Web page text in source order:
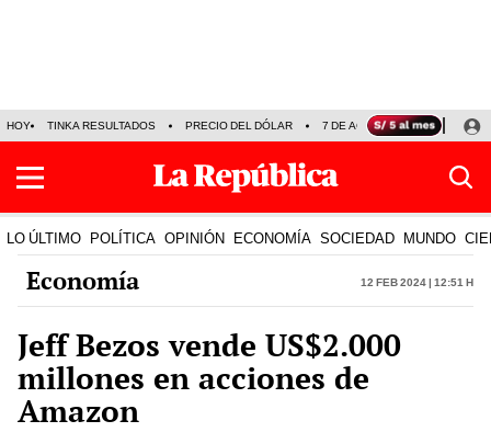
HOY TINKA RESULTADOS PRECIO DEL DÓLAR 7 DE AGOSTO OLLANTA
LO ÚLTIMO POLÍTICA OPINIÓN ECONOMÍA SOCIEDAD MUNDO
Economía 12 Feb 2024 | 12:51 h
Jeff Bezos vende US$2.000
millones en acciones de
Amazon